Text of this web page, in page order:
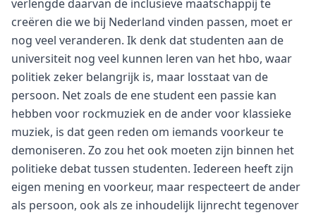
verlengde daarvan de inclusieve maatschappij te
creëren die we bij Nederland vinden passen, moet er
nog veel veranderen. Ik denk dat studenten aan de
universiteit nog veel kunnen leren van het hbo, waar
politiek zeker belangrijk is, maar losstaat van de
persoon. Net zoals de ene student een passie kan
hebben voor rockmuziek en de ander voor klassieke
muziek, is dat geen reden om iemands voorkeur te
demoniseren. Zo zou het ook moeten zijn binnen het
politieke debat tussen studenten. Iedereen heeft zijn
eigen mening en voorkeur, maar respecteert de ander
als persoon, ook als ze inhoudelijk lijnrecht tegenover